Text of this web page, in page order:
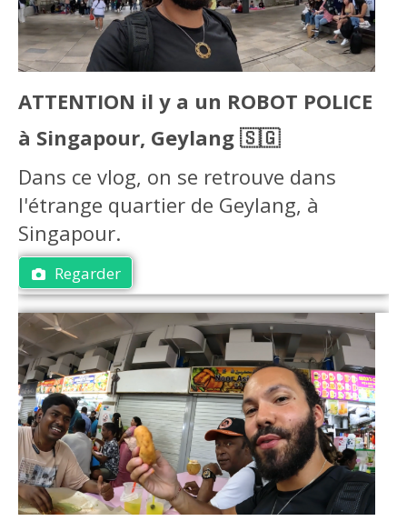
ATTENTION il y a un ROBOT POLICE
à Singapour, Geylang 🇸🇬
Dans ce vlog, on se retrouve dans
l'étrange quartier de Geylang, à
Singapour.
Regarder